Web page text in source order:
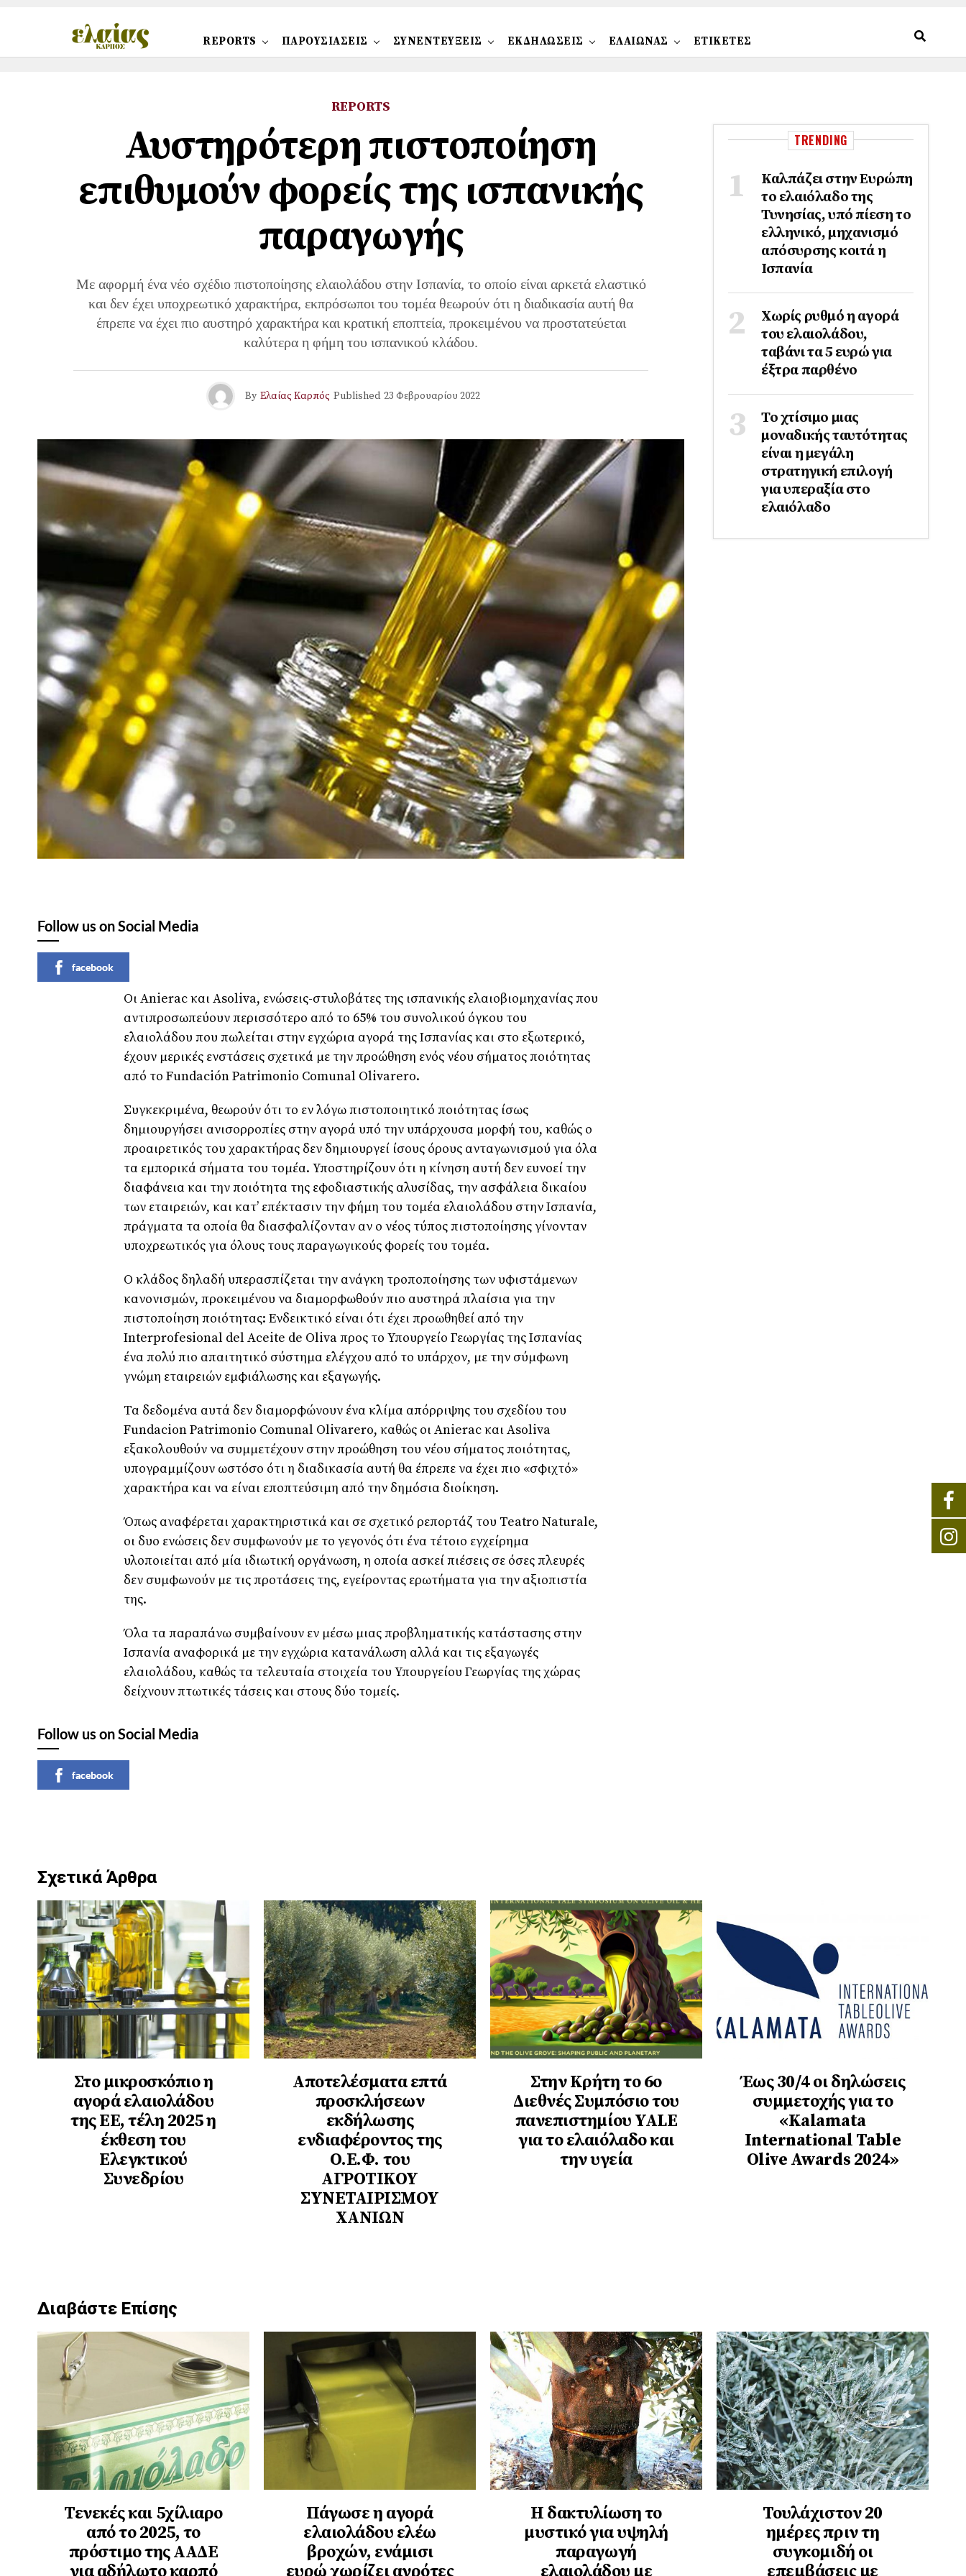
REPORTS ΠΑΡΟΥΣΙΑΣΕΙΣ ΣΥΝΕΝΤΕΥΞΕΙΣ ΕΚΔΗΛΩΣΕΙΣ ΕΛΑΙΩΝΑΣ ΕΤΙΚΕΤΕΣ
REPORTS
Αυστηρότερη πιστοποίηση
επιθυμούν φορείς της ισπανικής
παραγωγής
Με αφορμή ένα νέο σχέδιο πιστοποίησης ελαιολάδου στην Ισπανία, το οποίο είναι αρκετά ελαστικό
και δεν έχει υποχρεωτικό χαρακτήρα, εκπρόσωποι του τομέα θεωρούν ότι η διαδικασία αυτή θα
έπρεπε να έχει πιο αυστηρό χαρακτήρα και κρατική εποπτεία, προκειμένου να προστατεύεται
καλύτερα η φήμη του ισπανικού κλάδου.
By Ελαίας Καρπός Published 23 Φεβρουαρίου 2022
Follow us on Social Media
facebook
Οι Anierac και Asoliva, ενώσεις-στυλοβάτες της ισπανικής ελαιοβιομηχανίας που
αντιπροσωπεύουν περισσότερο από το 65% του συνολικού όγκου του
ελαιολάδου που πωλείται στην εγχώρια αγορά της Ισπανίας και στο εξωτερικό,
έχουν μερικές ενστάσεις σχετικά με την προώθηση ενός νέου σήματος ποιότητας
από το Fundación Patrimonio Comunal Olivarero.
Συγκεκριμένα, θεωρούν ότι το εν λόγω πιστοποιητικό ποιότητας ίσως
δημιουργήσει ανισορροπίες στην αγορά υπό την υπάρχουσα μορφή του, καθώς ο
προαιρετικός του χαρακτήρας δεν δημιουργεί ίσους όρους ανταγωνισμού για όλα
τα εμπορικά σήματα του τομέα. Υποστηρίζουν ότι η κίνηση αυτή δεν ευνοεί την
διαφάνεια και την ποιότητα της εφοδιαστικής αλυσίδας, την ασφάλεια δικαίου
των εταιρειών, και κατ’ επέκτασιν την φήμη του τομέα ελαιολάδου στην Ισπανία,
πράγματα τα οποία θα διασφαλίζονταν αν ο νέος τύπος πιστοποίησης γίνονταν
υποχρεωτικός για όλους τους παραγωγικούς φορείς του τομέα.
Ο κλάδος δηλαδή υπερασπίζεται την ανάγκη τροποποίησης των υφιστάμενων
κανονισμών, προκειμένου να διαμορφωθούν πιο αυστηρά πλαίσια για την
πιστοποίηση ποιότητας: Ενδεικτικό είναι ότι έχει προωθηθεί από την
Interprofesional del Aceite de Oliva προς το Υπουργείο Γεωργίας της Ισπανίας
ένα πολύ πιο απαιτητικό σύστημα ελέγχου από το υπάρχον, με την σύμφωνη
γνώμη εταιρειών εμφιάλωσης και εξαγωγής.
Τα δεδομένα αυτά δεν διαμορφώνουν ένα κλίμα απόρριψης του σχεδίου του
Fundacion Patrimonio Comunal Olivarero, καθώς οι Anierac και Asoliva
εξακολουθούν να συμμετέχουν στην προώθηση του νέου σήματος ποιότητας,
υπογραμμίζουν ωστόσο ότι η διαδικασία αυτή θα έπρεπε να έχει πιο «σφιχτό»
χαρακτήρα και να είναι εποπτεύσιμη από την δημόσια διοίκηση.
Όπως αναφέρεται χαρακτηριστικά και σε σχετικό ρεπορτάζ του Teatro Naturale,
οι δυο ενώσεις δεν συμφωνούν με το γεγονός ότι ένα τέτοιο εγχείρημα
υλοποιείται από μία ιδιωτική οργάνωση, η οποία ασκεί πιέσεις σε όσες πλευρές
δεν συμφωνούν με τις προτάσεις της, εγείροντας ερωτήματα για την αξιοπιστία
της.
Όλα τα παραπάνω συμβαίνουν εν μέσω μιας προβληματικής κατάστασης στην
Ισπανία αναφορικά με την εγχώρια κατανάλωση αλλά και τις εξαγωγές
ελαιολάδου, καθώς τα τελευταία στοιχεία του Υπουργείου Γεωργίας της χώρας
δείχνουν πτωτικές τάσεις και στους δύο τομείς.
Follow us on Social Media
facebook
TRENDING
Καλπάζει στην Ευρώπη
το ελαιόλαδο της
Τυνησίας, υπό πίεση το
ελληνικό, μηχανισμό
απόσυρσης κοιτά η
Ισπανία
Χωρίς ρυθμό η αγορά
του ελαιολάδου,
ταβάνι τα 5 ευρώ για
έξτρα παρθένο
Το χτίσιμο μιας
μοναδικής ταυτότητας
είναι η μεγάλη
στρατηγική επιλογή
για υπεραξία στο
ελαιόλαδο
Σχετικά Άρθρα
Στο μικροσκόπιο η
αγορά ελαιολάδου
της ΕΕ, τέλη 2025 η
έκθεση του
Ελεγκτικού
Συνεδρίου
Αποτελέσματα επτά
προσκλήσεων
εκδήλωσης
ενδιαφέροντος της
Ο.Ε.Φ. του
ΑΓΡΟΤΙΚΟΥ
ΣΥΝΕΤΑΙΡΙΣΜΟΥ
ΧΑΝΙΩΝ
Στην Κρήτη το 6ο
Διεθνές Συμπόσιο του
πανεπιστημίου YALE
για το ελαιόλαδο και
την υγεία
Έως 30/4 οι δηλώσεις
συμμετοχής για το
«Kalamata
International Table
Olive Awards 2024»
Διαβάστε Επίσης
Τενεκές και 5χίλιαρο
από το 2025, το
πρόστιμο της ΑΑΔΕ
Πάγωσε η αγορά
ελαιολάδου ελέω
βροχών, ενάμισι
Η δακτυλίωση το
μυστικό για υψηλή
παραγωγή
Τουλάχιστον 20
ημέρες πριν τη
συγκομιδή οι